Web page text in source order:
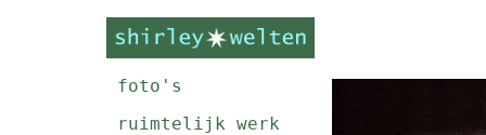
foto's
ruimtelijk werk